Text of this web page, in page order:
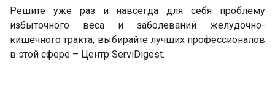
Решите уже раз и навсегда для себя проблему
избыточного веса и заболеваний желудочно-
кишечного тракта, выбирайте лучших профессионалов
в этой сфере – Центр ServiDigest.